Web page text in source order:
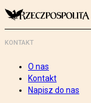
KONTAKT
O nas
Kontakt
Napisz do nas